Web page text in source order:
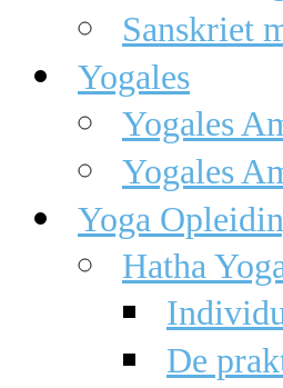
Sanskriet
Yogales
Yogales
Yogales
Yoga
Hatha
De